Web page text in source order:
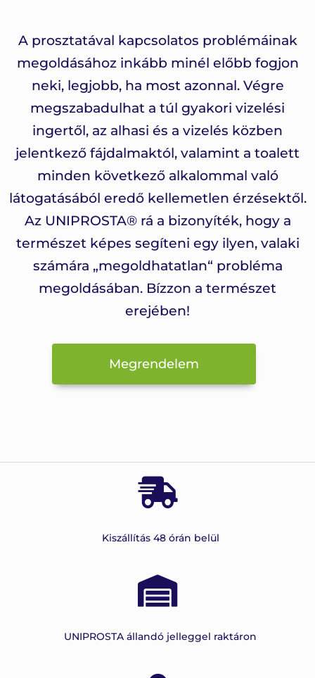
A prosztatával kapcsolatos problémáinak
megoldásához inkább minél előbb fogjon
neki, legjobb, ha most azonnal. Végre
megszabadulhat a túl gyakori vizelési
ingertől, az alhasi és a vizelés közben
jelentkező fájdalmaktól, valamint a toalett
minden következő alkalommal való
látogatásából eredő kellemetlen érzésektől.
Az UNIPROSTA® rá a bizonyíték, hogy a
természet képes segíteni egy ilyen, valaki
számára „megoldhatatlan“ probléma
megoldásában. Bízzon a természet
erejében!
Megrendelem
Kiszállítás 48 órán belül
UNIPROSTA állandó jelleggel raktáron